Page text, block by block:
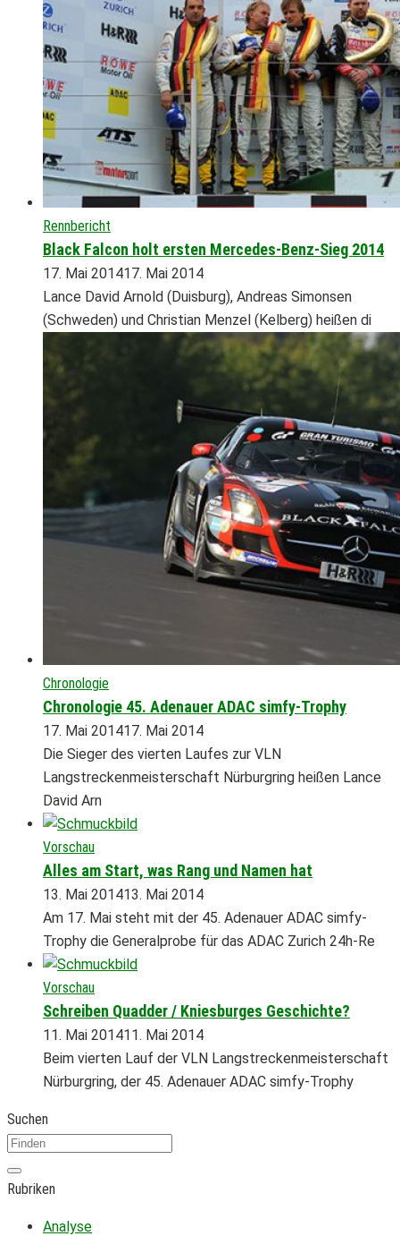
Rennbericht
Black Falcon holt ersten Mercedes-Benz-Sieg 2014
17. Mai 201417. Mai 2014
Lance David Arnold (Duisburg), Andreas Simonsen
(Schweden) und Christian Menzel (Kelberg) heißen di
Chronologie
Chronologie 45. Adenauer ADAC simfy-Trophy
17. Mai 201417. Mai 2014
Die Sieger des vierten Laufes zur VLN
Langstreckenmeisterschaft Nürburgring heißen Lance
David Arn
Vorschau
Alles am Start, was Rang und Namen hat
13. Mai 201413. Mai 2014
Am 17. Mai steht mit der 45. Adenauer ADAC simfy-
Trophy die Generalprobe für das ADAC Zurich 24h-Re
Vorschau
Schreiben Quadder / Kniesburges Geschichte?
11. Mai 201411. Mai 2014
Beim vierten Lauf der VLN Langstreckenmeisterschaft
Nürburgring, der 45. Adenauer ADAC simfy-Trophy
Suchen
Rubriken
Analyse